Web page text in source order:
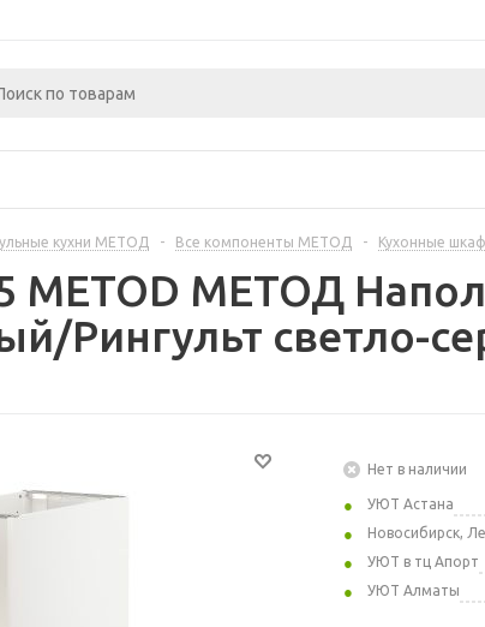
кухни МЕТОД - Все компоненты МЕТОД - Кухонные
METOD МЕТОД
Рингульт светло-
Нет в наличии
УЮТ Астана
Новосибирск,
УЮТ в тц Апорт
УЮТ Алматы